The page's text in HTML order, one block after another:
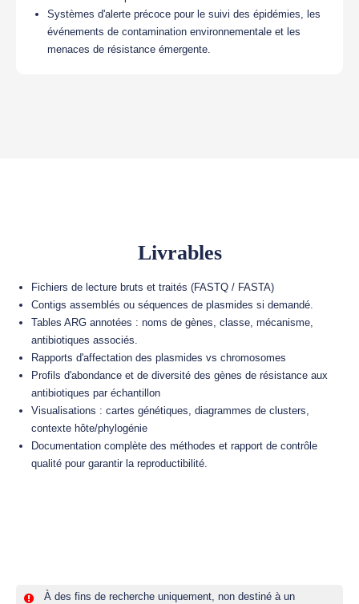
Systèmes d'alerte précoce pour le suivi des épidémies, les
événements de contamination environnementale et les
menaces de résistance émergente.
Livrables
Fichiers de lecture bruts et traités (FASTQ / FASTA)
Contigs assemblés ou séquences de plasmides si demandé.
Tables ARG annotées : noms de gènes, classe, mécanisme,
antibiotiques associés.
Rapports d'affectation des plasmides vs chromosomes
Profils d'abondance et de diversité des gènes de résistance aux
antibiotiques par échantillon
Visualisations : cartes génétiques, diagrammes de clusters,
contexte hôte/phylogénie
Documentation complète des méthodes et rapport de contrôle
qualité pour garantir la reproductibilité.
À des fins de recherche uniquement, non destiné à un